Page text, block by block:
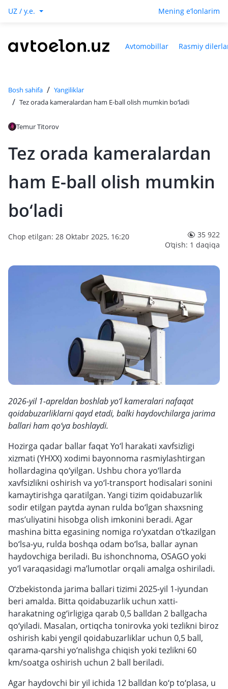
UZ / y.e. Mening e‘lonlarim
Avtomobillar Rasmiy
Bosh sahifa / Yangiliklar
/ Tez orada kameralardan ham E-ball olish mumkin bo‘ladi
Temur Titorov
Tez orada kameralardan
ham E-ball olish mumkin
bo‘ladi
Chop etilgan: 28 Oktabr 2025, 16:20
35 922
O‘qish: 1 daqiqa
2026-yil 1-apreldan boshlab yo‘l kameralari nafaqat
qoidabuzarliklarni qayd etadi, balki haydovchilarga jarima
ballari ham qo‘ya boshlaydi.
Hozirga qadar ballar faqat Yo‘l harakati xavfsizligi
xizmati (YHXX) xodimi bayonnoma rasmiylashtirgan
hollardagina qo‘yilgan. Ushbu chora yo‘llarda
xavfsizlikni oshirish va yo‘l-transport hodisalari sonini
kamaytirishga qaratilgan. Yangi tizim qoidabuzarlik
sodir etilgan paytda aynan rulda bo‘lgan shaxsning
mas’uliyatini hisobga olish imkonini beradi. Agar
mashina bitta egasining nomiga ro‘yxatdan o‘tkazilgan
bo‘lsa-yu, rulda boshqa odam bo‘lsa, ballar aynan
haydovchiga beriladi. Bu ishonchnoma, OSAGO yoki
yo‘l varaqasidagi ma’lumotlar orqali amalga oshiriladi.
O‘zbekistonda jarima ballari tizimi 2025-yil 1-iyundan
beri amalda. Bitta qoidabuzarlik uchun xatti-
harakatning og‘irligiga qarab 0,5 balldan 2 ballgacha
qo‘yiladi. Masalan, ortiqcha tonirovka yoki tezlikni biroz
oshirish kabi yengil qoidabuzarliklar uchun 0,5 ball,
qarama-qarshi yo‘nalishga chiqish yoki tezlikni 60
km/soatga oshirish uchun 2 ball beriladi.
Agar haydovchi bir yil ichida 12 balldan ko‘p to‘plasa, u